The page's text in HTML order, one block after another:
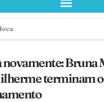
novamente: Bruna
terminam o